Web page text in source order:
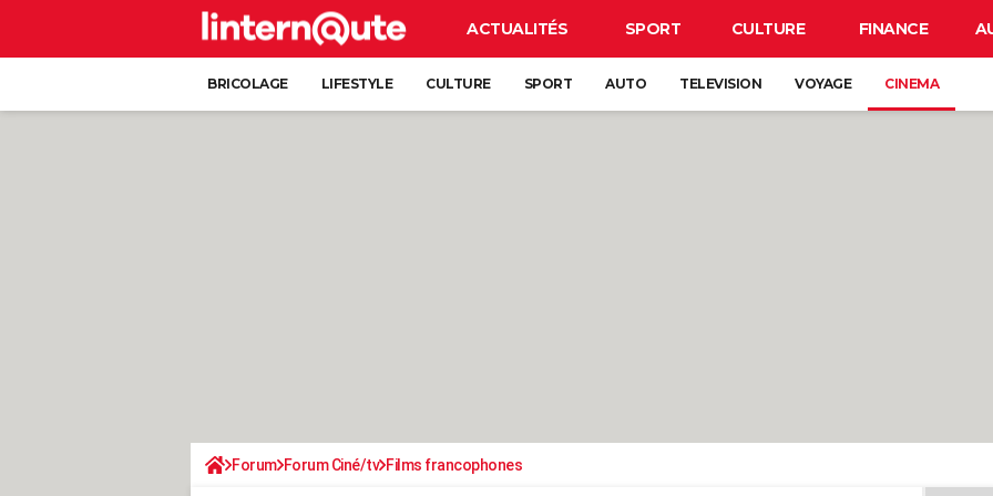
ACTUALITÉS SPORT CULTURE FINANCE
BRICOLAGE LIFESTYLE CULTURE SPORT AUTO TELEVISION VOYAGE CINEMA
Forum Forum Ciné/tv Films francophones